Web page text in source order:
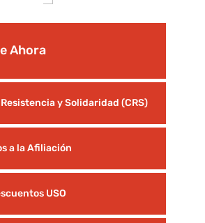
Ahora
y Solidaridad (CRS)
a la Afiliación
USO